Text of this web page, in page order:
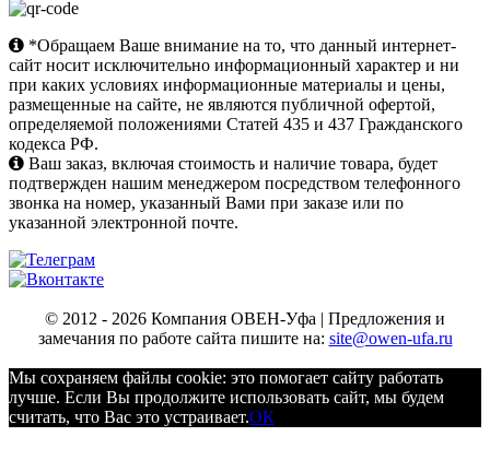
*Обращаем Ваше внимание на то, что данный интернет-
сайт носит исключительно информационный характер и ни
при каких условиях информационные материалы и цены,
размещенные на сайте, не являются публичной офертой,
определяемой положениями Статей 435 и 437 Гражданского
кодекса РФ.
Ваш заказ, включая стоимость и наличие товара, будет
подтвержден нашим менеджером посредством телефонного
звонка на номер, указанный Вами при заказе или по
указанной электронной почте.
© 2012 - 2026 Компания ОВЕН-Уфа | Предложения и
замечания по работе сайта пишите на: site@owen-ufa.ru
Мы cохраняем файлы cookie: это помогает сайту работать
лучше. Если Вы продолжите использовать сайт, мы будем
считать, что Вас это устраивает.ОК